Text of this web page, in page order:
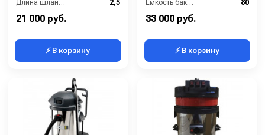
Длина шланга (м):
2,5
Ёмкость бака (л):
21 000 руб.
⚡ В корзину
Емкость бака для мусора (л):
80
Количество турбин (шт):
33 000 руб.
⚡ В корзину